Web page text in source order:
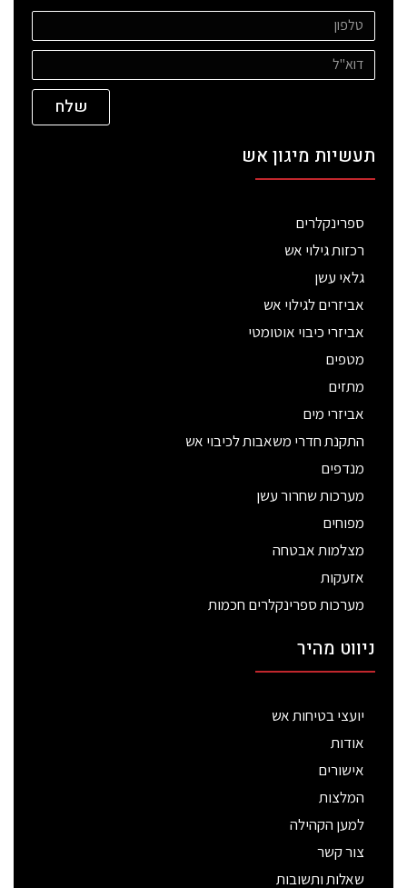
שלח
תעשיות מיגון אש
ספרינקלרים
רכזות גילוי אש
גלאי עשן
אביזרים לגילוי אש
אביזרי כיבוי אוטומטי
מטפים
מתזים
אביזרי מים
התקנת חדרי משאבות לכיבוי אש
מנדפים
מערכות שחרור עשן
מפוחים
מצלמות אבטחה
אזעקות
מערכות ספרינקלרים חכמות
ניווט מהיר
יועצי בטיחות אש
אודות
אישורים
המלצות
למען הקהילה
צור קשר
שאלות ותשובות